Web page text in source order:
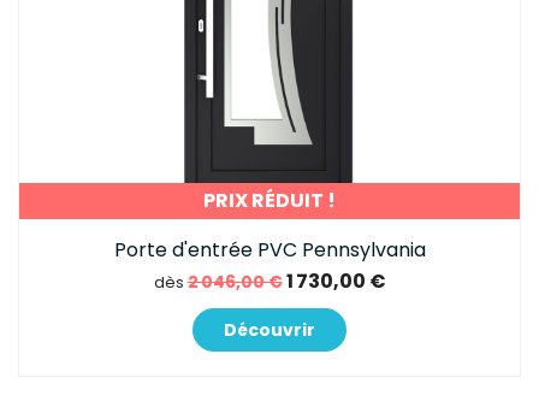
PRIX RÉDUIT !
Porte d'entrée PVC Pennsylvania
dès2 046,00 €1 730,00 €
Découvrir